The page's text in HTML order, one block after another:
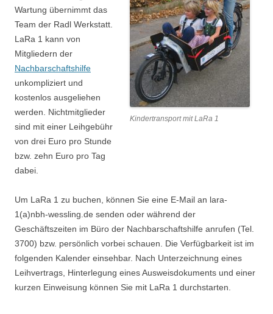
Kindertransport mit LaRa 1
Wartung übernimmt das
Team der Radl Werkstatt.
LaRa 1 kann von
Mitgliedern der
Nachbarschaftshilfe
unkompliziert und
kostenlos ausgeliehen
werden. Nichtmitglieder
sind mit einer Leihgebühr
von drei Euro pro Stunde
bzw. zehn Euro pro Tag
dabei.
Um LaRa 1 zu buchen, können Sie eine E-Mail an lara-
1(a)nbh-wessling.de senden oder während der
Geschäftszeiten im Büro der Nachbarschaftshilfe anrufen (Tel.
3700) bzw. persönlich vorbei schauen. Die Verfügbarkeit ist im
folgenden Kalender einsehbar. Nach Unterzeichnung eines
Leihvertrags, Hinterlegung eines Ausweisdokuments und einer
kurzen Einweisung können Sie mit LaRa 1 durchstarten.